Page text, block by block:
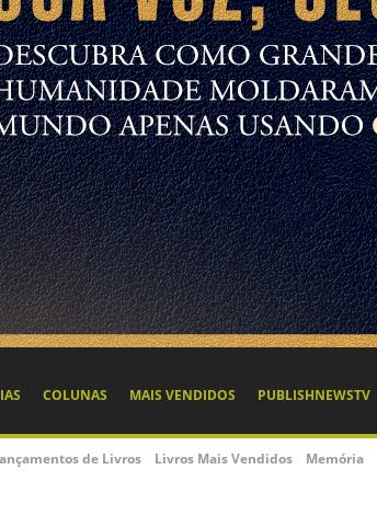
COLUNAS MAIS VENDIDOS PUBLISHNEWSTV
de Livros Livros Mais Vendidos Memória